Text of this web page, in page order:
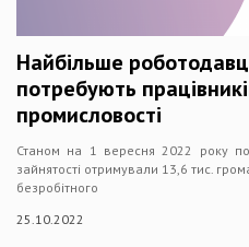
Найбільше
потребують
промисловості
Станом на 1 вересня 2022 року
зайнятості отримували 13,6 тис.
безробітного
25.10.2022